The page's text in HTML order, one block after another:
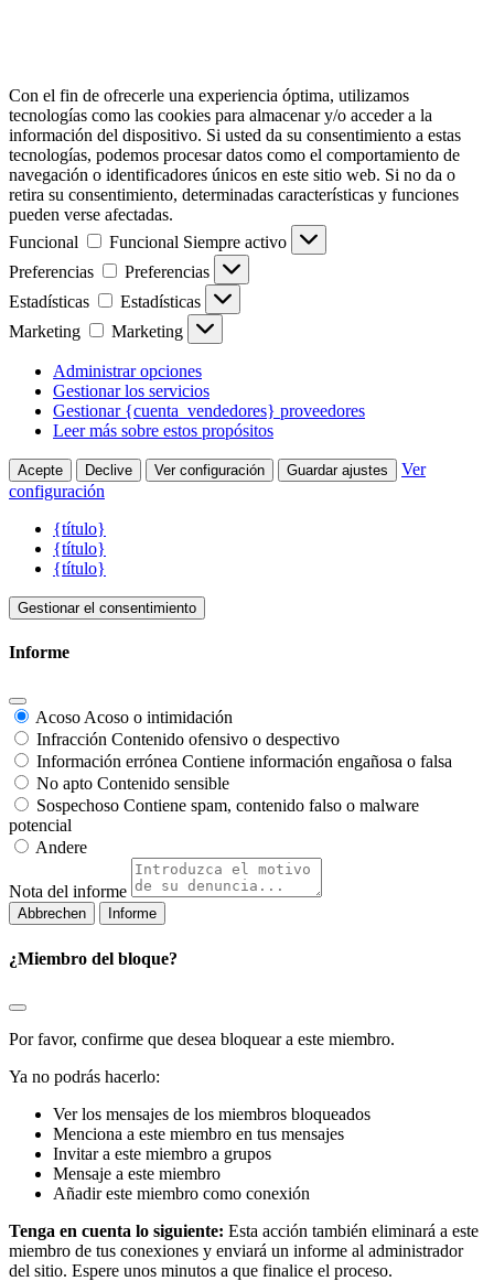
Con el fin de ofrecerle una experiencia óptima, utilizamos
tecnologías como las cookies para almacenar y/o acceder a la
información del dispositivo. Si usted da su consentimiento a estas
tecnologías, podemos procesar datos como el comportamiento de
navegación o identificadores únicos en este sitio web. Si no da o
retira su consentimiento, determinadas características y funciones
pueden verse afectadas.
Funcional
Funcional Siempre activo
Preferencias
Preferencias
Estadísticas
Estadísticas
Marketing
Marketing
Administrar opciones
Gestionar los servicios
Gestionar {cuenta_vendedores} proveedores
Leer más sobre estos propósitos
Acepte Declive Ver configuración Guardar ajustes
Ver
configuración
{título}
{título}
{título}
Gestionar el consentimiento
Informe
Acoso Acoso o intimidación
Infracción Contenido ofensivo o despectivo
Información errónea Contiene información engañosa o falsa
No apto Contenido sensible
Sospechoso Contiene spam, contenido falso o malware
potencial
Andere
Nota del informe
Informe
¿Miembro del bloque?
Por favor, confirme que desea bloquear a este miembro.
Ya no podrás hacerlo:
Ver los mensajes de los miembros bloqueados
Menciona a este miembro en tus mensajes
Invitar a este miembro a grupos
Mensaje a este miembro
Añadir este miembro como conexión
Tenga en cuenta lo siguiente: Esta acción también eliminará a este
miembro de tus conexiones y enviará un informe al administrador
del sitio. Espere unos minutos a que finalice el proceso.